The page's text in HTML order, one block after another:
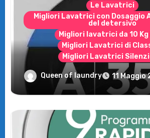
Le Lavatrici
Migliori Lavatrici con Dosaggio
del detersivo
Migliori lavatrici da 10 Kg
Migliori Lavatrici di
Migliori Lavatrici
Recensione della
MultiWash: Innovazione e
casa tua!
Queen of laundry 11 Maggio